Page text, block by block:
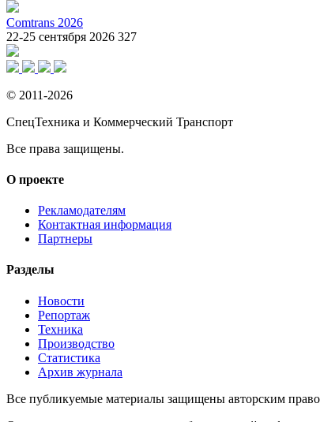
Comtrans 2026
22-25 сентября 2026 327
© 2011-2026
СпецТехника и Коммерческий Транспорт
Все права защищены.
О проекте
Рекламодателям
Контактная информация
Партнеры
Разделы
Новости
Репортаж
Техника
Производство
Статистика
Архив журнала
Все публикуемые материалы защищены авторским